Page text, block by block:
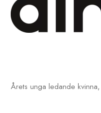
Årets unga ledande kvinna,